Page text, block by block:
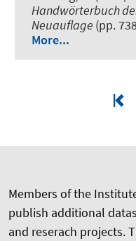
Handwörterbuch
Neuauflage (pp.
More...
Members of the
publish additional
and reserach projects.